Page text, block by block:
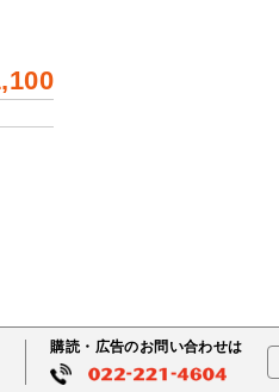
購読・広告のお問い合わせは